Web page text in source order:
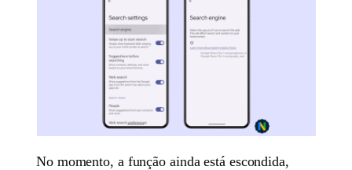
No momento, a função ainda está escondida,